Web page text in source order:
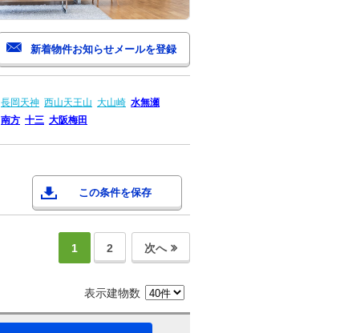
長岡天神 西山天王山 大山崎 水無瀬
南方 十三 大阪梅田
この条件を保存
1 2 次へ
表示建物数